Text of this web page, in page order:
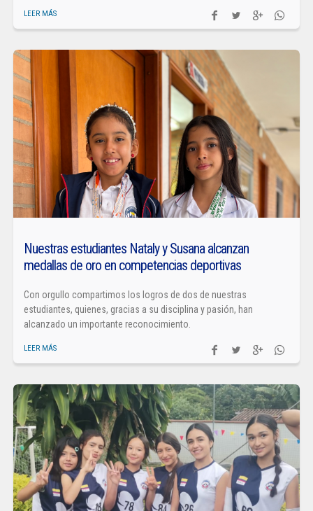
LEER MÁS
Nuestras estudiantes Nataly y Susana alcanzan
medallas de oro en competencias deportivas
Con orgullo compartimos los logros de dos de nuestras
estudiantes, quienes, gracias a su disciplina y pasión, han
alcanzado un importante reconocimiento.
LEER MÁS